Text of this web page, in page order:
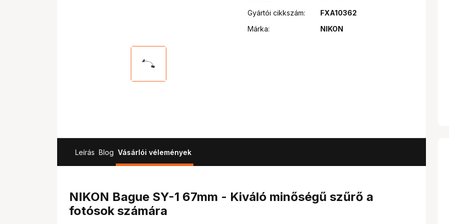
Gyártói cikkszám:
FXA10362
Márka:
NIKON
Leírás Blog Vásárlói vélemények
NIKON Bague SY-1 67mm - Kiváló minőségű szűrő a
fotósok számára